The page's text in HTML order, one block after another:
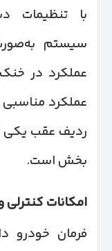
با تنظیمات
سیستم
عملکرد در
عملکرد مناسبی
ردیف عقب یکی
بخش است.
امکانات کنترلی
فرمان خودرو